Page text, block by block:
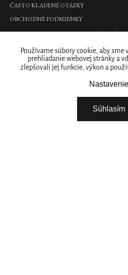
Používame súbory cookie, aby
prehliadanie webovej stránky a
zlepšovali jej funkcie, výkon a
Nastavenie
Súhlasím
ČASTO KLADENÉ OTÁZKY
OBCHODNÉ PODMIENKY
PODMIENKY OCHRANY OSOBNÝCH
Kde nás nájdete
PREDAJNY